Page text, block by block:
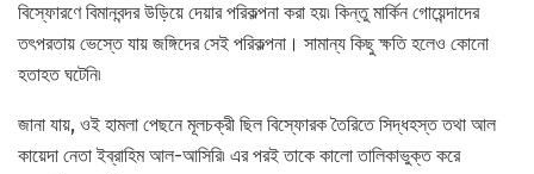
বিস্ফোরণে বিমানবন্দর উড়িয়ে দেয়ার পরিকল্পনা করা হয়৷ কিন্তু মার্কিন গোয়েন্দাদের
তৎপরতায় ভেস্তে যায় জঙ্গিদের সেই পরিকল্পনা। সামান্য কিছু ক্ষতি হলেও কোনো
হতাহত ঘটেনি৷
জানা যায়, ওই হামলা পেছনে মূলচক্রী ছিল বিস্ফোরক তৈরিতে সিদ্ধহস্ত তথা আল
কায়েদা নেতা ইব্রাহিম আল-আসিরি৷ এর পরই তাকে কালো তালিকাভুক্ত করে